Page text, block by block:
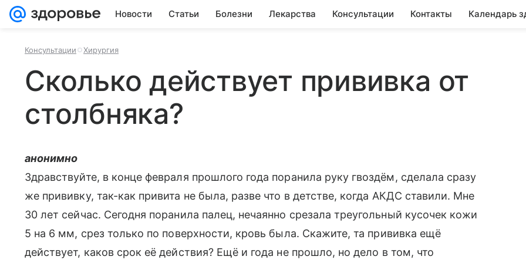
Новости Статьи Болезни Лекарства Консультации Контакты Календарь
Консультации Хирургия
Сколько действует прививка от
столбняка?
анонимно
Здравствуйте, в конце февраля прошлого года поранила руку гвоздём, сделала сразу
же прививку, так-как привита не была, разве что в детстве, когда АКДС ставили. Мне
30 лет сейчас. Сегодня поранила палец, нечаянно срезала треугольный кусочек кожи
5 на 6 мм, срез только по поверхности, кровь была. Скажите, та прививка ещё
действует, каков срок её действия? Ещё и года не прошло, но дело в том, что